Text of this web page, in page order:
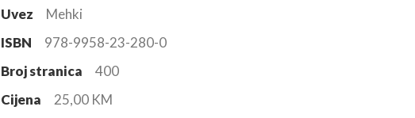
Uvez
Mehki
ISBN
978-9958-23-280-0
Broj stranica
400
Cijena
25,00 KM